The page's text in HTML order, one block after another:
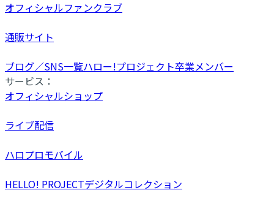
オフィシャルファンクラブ
通販サイト
ブログ／SNS一覧ハロー!プロジェクト卒業メンバー
サービス：
オフィシャルショップ
ライブ配信
ハロプロモバイル
HELLO! PROJECTデジタルコレクション